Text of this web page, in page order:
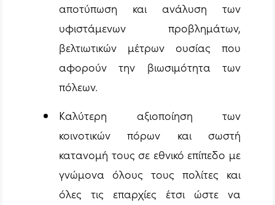
αποτύπωση και ανάλυση των
υφιστάμενων προβλημάτων,
βελτιωτικών μέτρων ουσίας που
αφορούν την βιωσιμότητα των
πόλεων.
Καλύτερη αξιοποίηση των
κοινοτικών πόρων και σωστή
κατανομή τους σε εθνικό επίπεδο με
γνώμονα όλους τους πολίτες και
όλες τις επαρχίες έτσι ώστε να